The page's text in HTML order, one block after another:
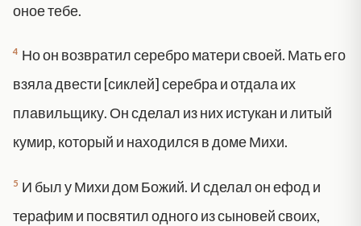
оное тебе.
4 Но он возвратил серебро матери своей. Мать его
взяла двести [сиклей] серебра и отдала их
плавильщику. Он сделал из них истукан и литый
кумир, который и находился в доме Михи.
5 И был у Михи дом Божий. И сделал он ефод и
терафим и посвятил одного из сыновей своих,